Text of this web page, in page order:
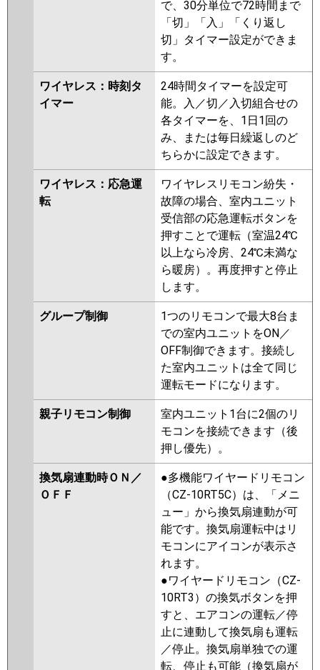
で、30分単位で72時間まで
「切」「入」「くり返し
切」タイマー設定ができま
す。
ワイヤレス：時刻タ
イマー
24時間タイマーを設定可
能。入／切／入切組合せの
各タイマーを、1日1回の
み、または毎日繰返しのど
ちらかに設定できます。
ワイヤレス：応急運
転
ワイヤレスリモコン紛失・
故障の場合、室内ユニット
受信部の応急運転ボタンを
押すことで運転（室温24℃
以上なら冷房、24℃未満な
ら暖房）。再度押すと停止
します。
グループ制御
1つのリモコンで最大8台ま
での室内ユニットをON／
OFF制御できます。接続し
た室内ユニットは全て同じ
運転モードになります。
親子リモコン制御
室内ユニット1台に2個のリ
モコンを接続できます（後
押し優先）。
換気扇連動時ＯＮ／
ＯＦＦ
●多機能ワイヤードリモコン
（CZ-10RT5C）は、「メニ
ュー」から換気扇連動が可
能です。換気扇運転中はリ
モコンにアイコンが表示さ
れます。
●ワイヤードリモコン（CZ-
10RT3）の換気ボタンを押
すと、エアコンの運転／停
止に連動して換気扇も運転
／停止。換気扇単独での運
転、停止も可能（換気扇が